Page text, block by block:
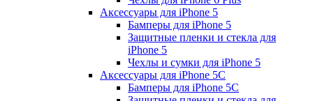
Аксессуары для iPhone 5
Бамперы для iPhone 5
Защитные пленки и стекла для
iPhone 5
Чехлы и сумки для iPhone 5
Аксессуары для iPhone 5C
Бамперы для iPhone 5C